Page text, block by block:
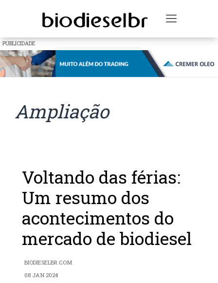
Toggle
PUBLICIDADE
Ampliação
Voltando das férias:
Um resumo dos
acontecimentos do
mercado de biodiesel
BIODIESELBR.COM
08 JAN 2024